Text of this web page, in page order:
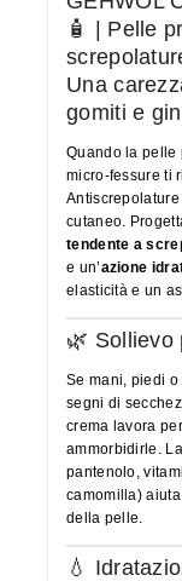
🧴 | Pelle
Una
gomiti e
Quando la pelle
micro‑fessure ti
cutaneo.
tendente a
e un’azione
elasticità e un
🌿 Sollievo
Se mani, piedi
segni di
crema lavora
ammorbidirle.
pantenolo,
camomilla)
della pelle.
💧